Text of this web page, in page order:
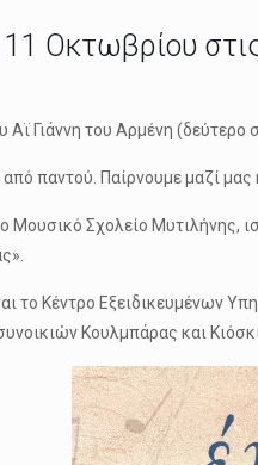
Οκτωβρίου
Αϊ Γιάννη του Αρμένη
από παντού. Παίρνουμε μαζί
Μουσικό Σχολείο Μυτιλήνης,
το Κέντρο Εξειδικευμένων
Κουλμπάρας και